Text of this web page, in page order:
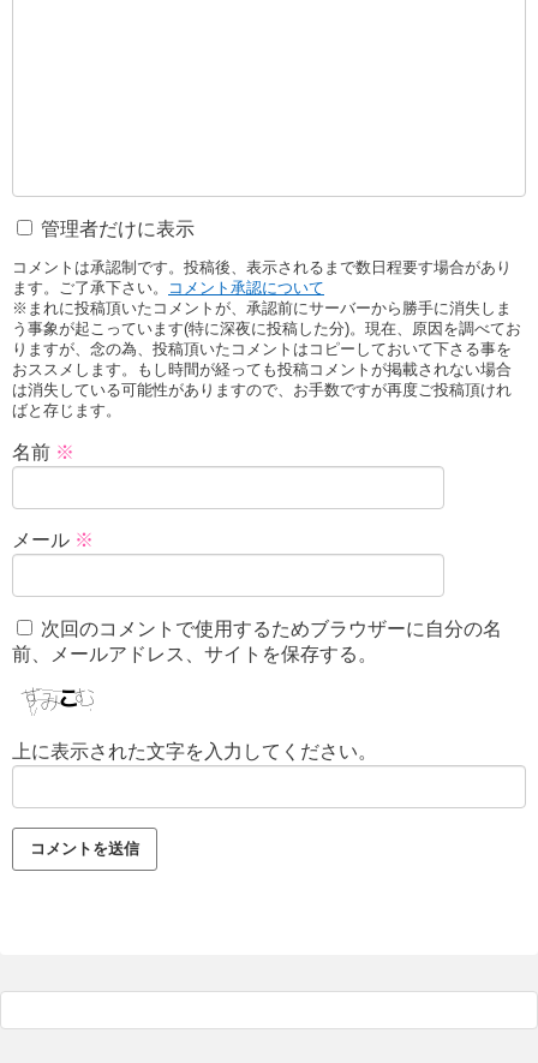
管理者だけに表示
コメントは承認制です。投稿後、表示されるまで数日程要す場合があり
ます。ご了承下さい。
コメント承認について
※まれに投稿頂いたコメントが、承認前にサーバーから勝手に消失しま
う事象が起こっています(特に深夜に投稿した分)。現在、原因を調べてお
りますが、念の為、投稿頂いたコメントはコピーしておいて下さる事を
おススメします。もし時間が経っても投稿コメントが掲載されない場合
は消失している可能性がありますので、お手数ですが再度ご投稿頂けれ
ばと存じます。
名前 ※
メール ※
次回のコメントで使用するためブラウザーに自分の名
前、メールアドレス、サイトを保存する。
上に表示された文字を入力してください。